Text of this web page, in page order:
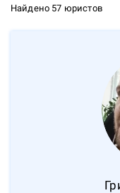
Найдено 57 юристов